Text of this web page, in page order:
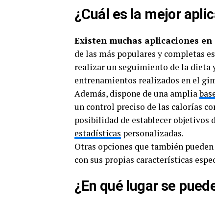
¿Cuál es la mejor
Existen muchas aplicaciones
de las más populares y completas es
realizar un seguimiento de la
entrenamientos realizados en el
Además, dispone de una amplia
un control preciso de las calorías
posibilidad de establecer objetivos
estadísticas personalizadas.
Otras opciones que también
con sus propias características
¿En qué lugar se